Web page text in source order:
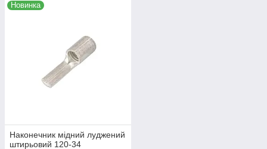
Новинка
Наконечник мідний луджений
штирьовий 120-34